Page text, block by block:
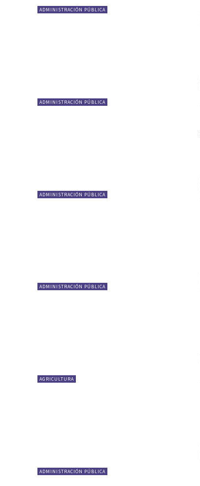
ADMINISTRACIÓN PÚBLICA
ADMINISTRACIÓN PÚBLICA
ADMINISTRACIÓN PÚBLICA
ADMINISTRACIÓN PÚBLICA
AGRICULTURA
ADMINISTRACIÓN PÚBLICA